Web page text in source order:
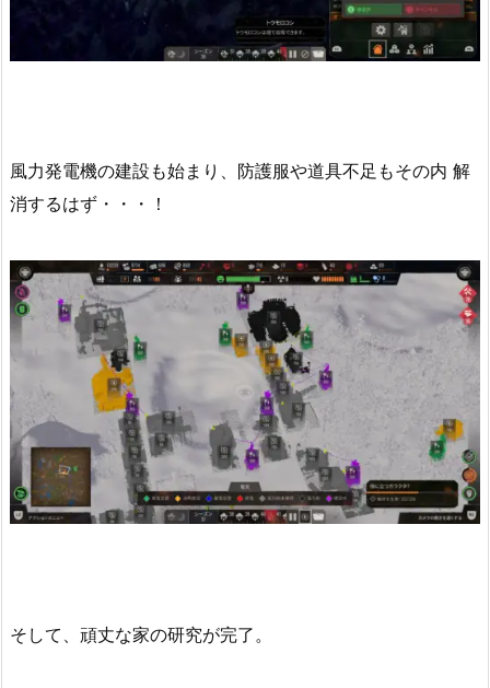
風力発電機の建設も始まり、防護服や道具不足もその内 解
消するはず・・・！
そして、頑丈な家の研究が完了。